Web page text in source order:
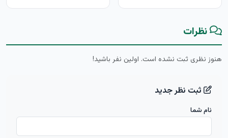
نظرات
هنوز نظری ثبت نشده است. اولین نفر باشید!
ثبت نظر جدید
نام شما